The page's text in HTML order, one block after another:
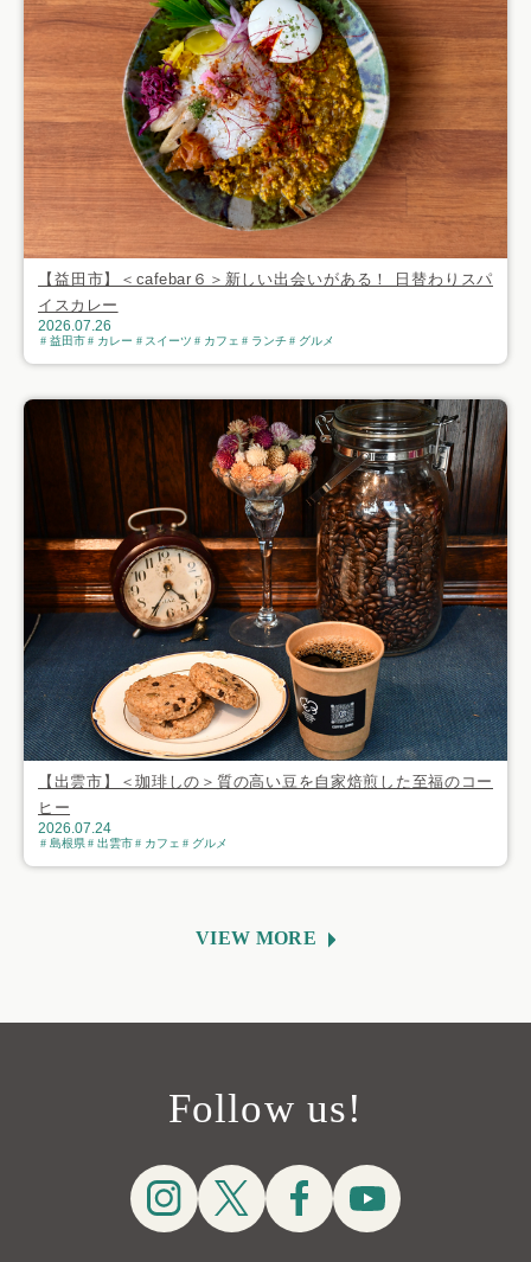
【益田市】＜cafebar６＞新しい出会いがある！ 日替わりスパ
イスカレー
2026.07.26
益田市 カレー スイーツ カフェ ランチ グルメ
【出雲市】＜珈琲しの＞質の高い豆を自家焙煎した至福のコー
ヒー
2026.07.24
島根県 出雲市 カフェ グルメ
VIEW MORE
Follow us!